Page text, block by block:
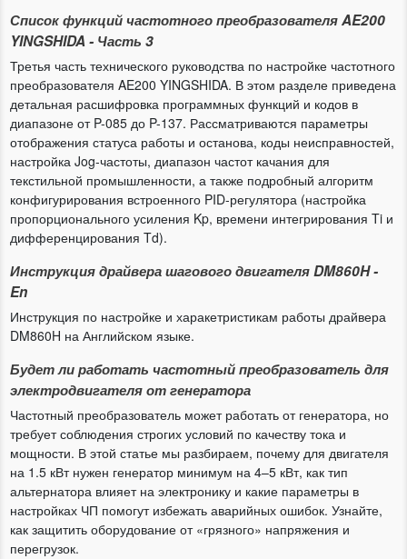
Список функций частотного преобразователя AE200
YINGSHIDA - Часть 3
Третья часть технического руководства по настройке частотного
преобразователя AE200 YINGSHIDA. В этом разделе приведена
детальная расшифровка программных функций и кодов в
диапазоне от P-085 до P-137. Рассматриваются параметры
отображения статуса работы и останова, коды неисправностей,
настройка Jog-частоты, диапазон частот качания для
текстильной промышленности, а также подробный алгоритм
конфигурирования встроенного PID-регулятора (настройка
пропорционального усиления Kp, времени интегрирования Ti и
дифференцирования Td).
Инструкция драйвера шагового двигателя DM860H -
En
Инструкция по настройке и харакетристикам работы драйвера
DM860H на Английском языке.
Будет ли работать частотный преобразователь для
электродвигателя от генератора
Частотный преобразователь может работать от генератора, но
требует соблюдения строгих условий по качеству тока и
мощности. В этой статье мы разбираем, почему для двигателя
на 1.5 кВт нужен генератор минимум на 4–5 кВт, как тип
альтернатора влияет на электронику и какие параметры в
настройках ЧП помогут избежать аварийных ошибок. Узнайте,
как защитить оборудование от «грязного» напряжения и
перегрузок.